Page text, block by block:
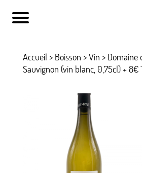
Accueil > Boisson >Vin >
Sauvignon (vin blanc, 0,75cl) + 8€